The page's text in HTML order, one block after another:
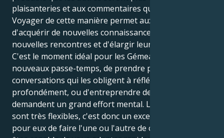
plaisanteries et aux commentaires que vous ferez.
Voyager de cette manière permet aux individus
d'acquérir de nouvelles connaissances, de faire de
nouvelles rencontres et d'élargir leurs perspectives.
C'est le moment idéal pour les Gémeaux d'essayer de
nouveaux passe-temps, de prendre part à des
conversations qui les obligent à réfléchir
profondément, ou d'entreprendre des projets qui
demandent un grand effort mental. Les Gémeaux
sont très flexibles, c'est donc un excellent moment
pour eux de faire l'une ou l'autre de ces choses. Vous